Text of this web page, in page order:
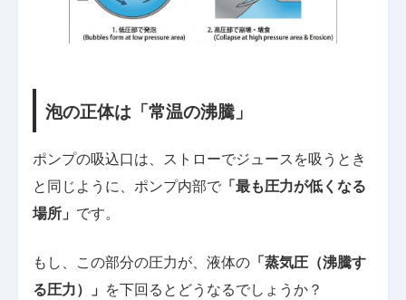
泡の正体は「常温の沸騰」
ポンプの吸込口は、ストローでジュースを吸うとき
と同じように、ポンプ内部で 「最も圧力が低くなる
場所」 です。
もし、この部分の圧力が、液体の 「蒸気圧（沸騰す
る圧力）」 を下回るとどうなるでしょうか？